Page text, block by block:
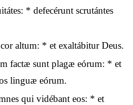
* defecérunt scrutántes
altum: * et exaltábitur Deus.
factæ sunt plagæ eórum: * et
linguæ eórum.
qui vidébant eos: * et